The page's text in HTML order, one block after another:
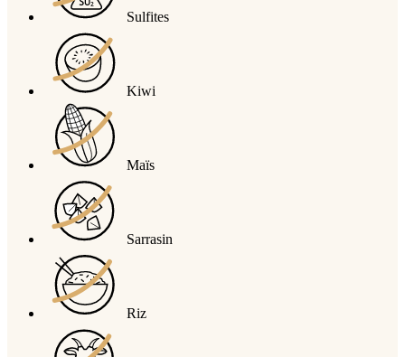
Sulfites
Kiwi
Maïs
Sarrasin
Riz